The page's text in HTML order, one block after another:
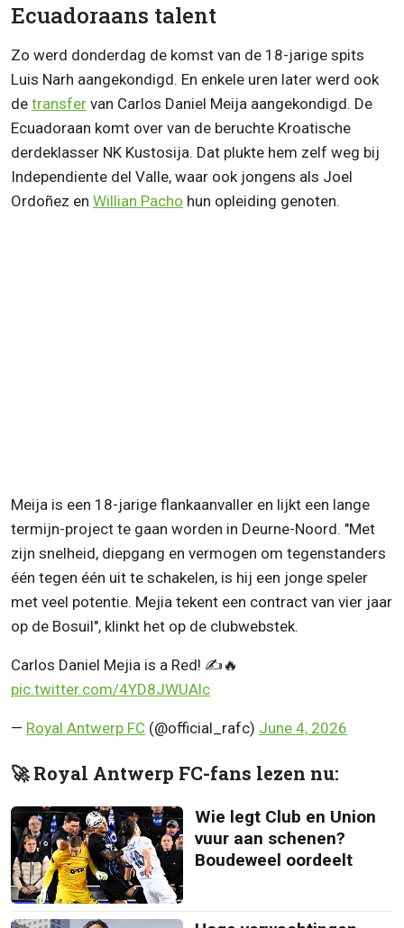
Ecuadoraans talent
Zo werd donderdag de komst van de 18-jarige spits
Luis Narh aangekondigd. En enkele uren later werd ook
de transfer van Carlos Daniel Meija aangekondigd. De
Ecuadoraan komt over van de beruchte Kroatische
derdeklasser NK Kustosija. Dat plukte hem zelf weg bij
Independiente del Valle, waar ook jongens als Joel
Ordoñez en Willian Pacho hun opleiding genoten.
Meija is een 18-jarige flankaanvaller en lijkt een lange
termijn-project te gaan worden in Deurne-Noord. "Met
zijn snelheid, diepgang en vermogen om tegenstanders
één tegen één uit te schakelen, is hij een jonge speler
met veel potentie. Mejia tekent een contract van vier jaar
op de Bosuil", klinkt het op de clubwebstek.
Carlos Daniel Mejia is a Red! ✍️🔥
pic.twitter.com/4YD8JWUAlc
— Royal Antwerp FC (@official_rafc) June 4, 2026
🚀 Royal Antwerp FC-fans lezen nu:
Wie legt Club en Union
vuur aan schenen?
Boudeweel oordeelt